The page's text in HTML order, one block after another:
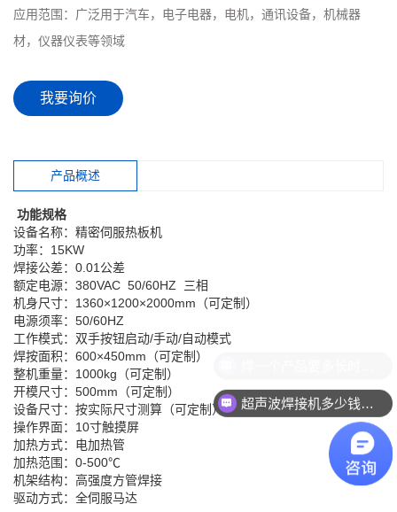
应用范围： 广泛用于汽车，电子电器，电机，通讯设备，机械器
材，仪器仪表等领域
我要询价
产品概述
功能规格
设备名称：精密伺服热板机
功率：15KW
焊接公差：0.01公差
额定电源：380VAC 50/60HZ 三相
机身尺寸：1360×1200×2000mm（可定制）
电源须率：50/60HZ
工作模式：双手按钮启动/手动/自动模式
焊按面积：600×450mm（可定制）
整机重量：1000kg（可定制）
开模尺寸：500mm（可定制）
设备尺寸：按实际尺寸测算（可定制）
操作界面：10寸触摸屏
加热方式：电加热管
加热范围：0-500℃
机架结构：高强度方管焊接
驱动方式：全伺服马达
超声波焊接机多少钱一台？